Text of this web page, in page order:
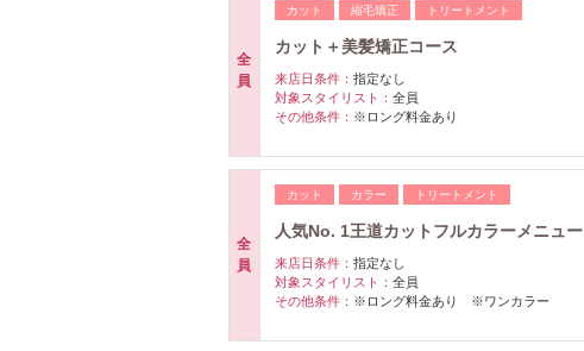
全
員
カット 縮毛矯正 トリートメント
カット＋美髪矯正コース
来店日条件： 指定なし
対象スタイリスト： 全員
その他条件： ※ロング料金あり
全
員
カット カラー トリートメント
人気No. 1王道カットフルカラーメニュー
来店日条件： 指定なし
対象スタイリスト： 全員
その他条件： ※ロング料金あり ※ワンカラー